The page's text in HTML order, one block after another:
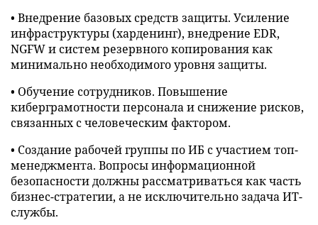
• Внедрение базовых средств защиты. Усиление
инфраструктуры (харденинг), внедрение EDR,
NGFW и систем резервного копирования как
минимально необходимого уровня защиты.
• Обучение сотрудников. Повышение
киберграмотности персонала и снижение рисков,
связанных с человеческим фактором.
• Создание рабочей группы по ИБ с участием топ-
менеджмента. Вопросы информационной
безопасности должны рассматриваться как часть
бизнес-стратегии, а не исключительно задача ИТ-
службы.